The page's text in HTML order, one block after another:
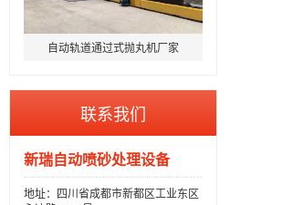
自动轨道通过式抛丸机厂家
联系我们
新瑞自动喷砂处理设备
地址：四川省成都市新都区工业东区